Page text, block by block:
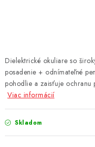
Dielektrické okuliare so
posadenie + odnímateľné
pohodlie a zaisťuje ochranu
Viac informácií
Skladom